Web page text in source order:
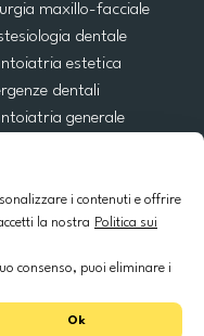
i contenuti e offrire
la nostra Politica sui
consenso, puoi eliminare i
Ok
maxillo-facciale
dentale
estetica
dentali
generale
dentale
riservati.
Polska